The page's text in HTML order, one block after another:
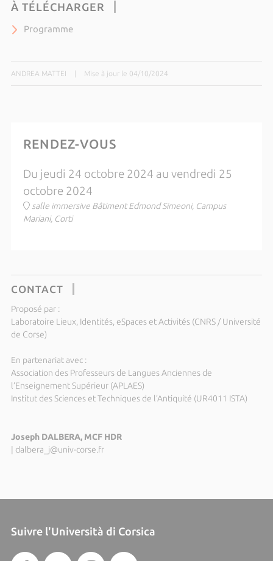
À TÉLÉCHARGER
Programme
ANDREA MATTEI Mise à jour le 04/10/2024
RENDEZ-VOUS
Du jeudi 24 octobre 2024 au vendredi 25
octobre 2024
salle immersive Bâtiment Edmond Simeoni, Campus
Mariani, Corti
CONTACT
Proposé par :
Laboratoire Lieux, Identités, eSpaces et Activités (CNRS / Université
de Corse)
En partenariat avec :
Association des Professeurs de Langues Anciennes de
l’Enseignement Supérieur (APLAES)
Institut des Sciences et Techniques de l’Antiquité (UR4011 ISTA)
Joseph DALBERA, MCF HDR
| dalbera_j@univ-corse.fr
Suivre l'Università di Corsica